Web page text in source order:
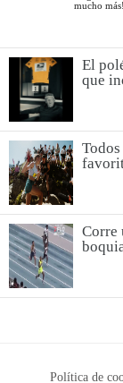
El
que
Corre
Política de